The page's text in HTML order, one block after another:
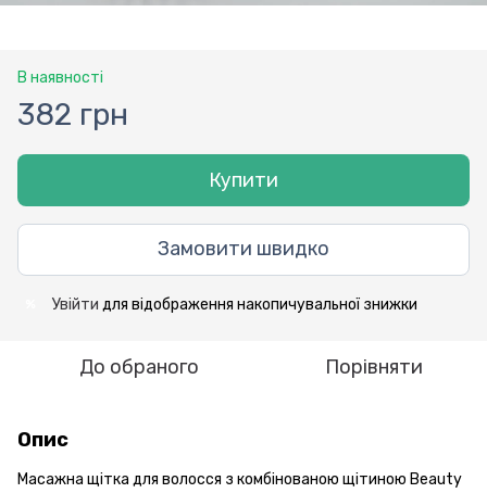
В наявності
382 грн
Купити
Замовити швидко
Увійти для відображення накопичувальної знижки
До обраного Порівняти
Опис
Масажна щітка для волосся з комбінованою щітиною Beauty